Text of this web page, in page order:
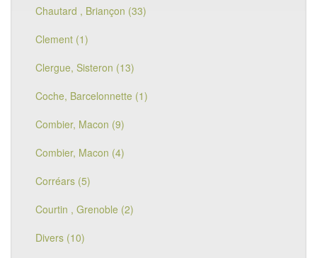
Chautard , Briançon (33)
Clement (1)
Clergue, Sisteron (13)
Coche, Barcelonnette (1)
Combier, Macon (9)
Combier, Macon (4)
Corréars (5)
Courtin , Grenoble (2)
Divers (10)